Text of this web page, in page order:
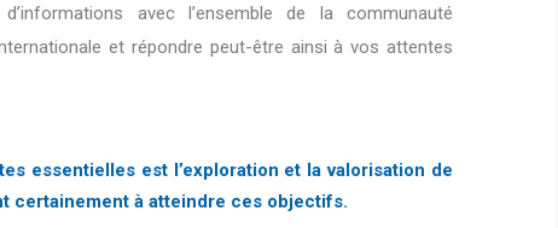
avec l’ensemble de la communauté
et répondre peut-être ainsi à vos attentes
essentielles est l’exploration et la valorisation de
certainement à atteindre ces objectifs.